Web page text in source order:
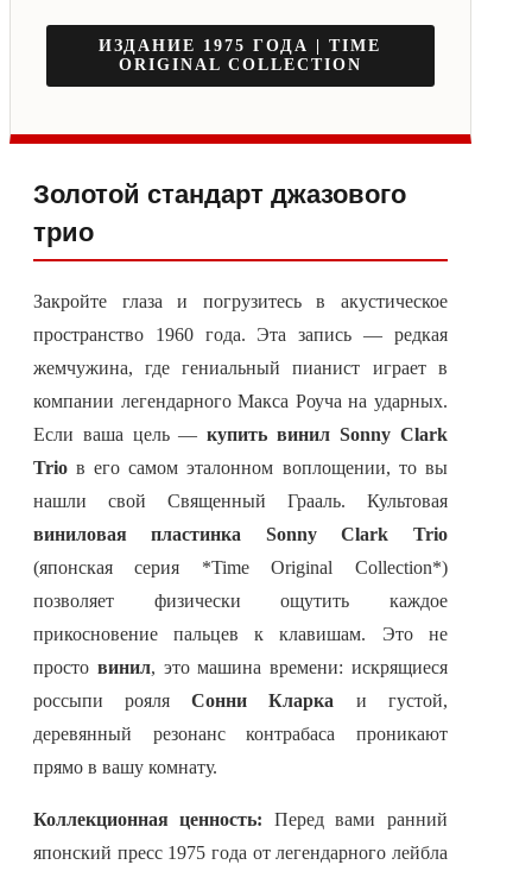
ИЗДАНИЕ 1975 ГОДА | TIME
ORIGINAL COLLECTION
Золотой стандарт джазового
трио
Закройте глаза и погрузитесь в акустическое
пространство 1960 года. Эта запись — редкая
жемчужина, где гениальный пианист играет в
компании легендарного Макса Роуча на ударных.
Если ваша цель —купить винил Sonny Clark
Trio в его самом эталонном воплощении, то вы
нашли свой Священный Грааль. Культовая
виниловая пластинка Sonny Clark Trio
(японская серия *Time Original Collection*)
позволяет физически ощутить каждое
прикосновение пальцев к клавишам. Это не
просто винил, это машина времени: искрящиеся
россыпи рояляСонни Кларка и густой,
деревянный резонанс контрабаса проникают
прямо в вашу комнату.
Коллекционная ценность: Перед вами ранний
японский пресс 1975 года от легендарного лейбла